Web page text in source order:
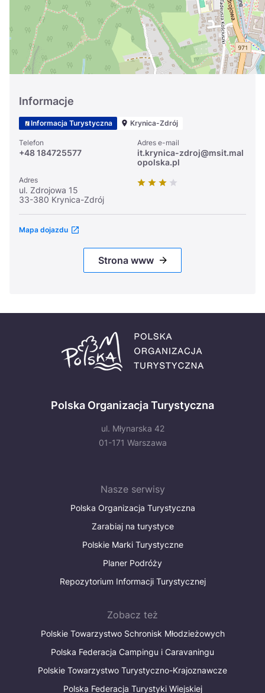
Informacje
Informacja Turystyczna Krynica-Zdrój
Telefon
+48 184725577
Adres e-mail
it.krynica-zdroj@msit.mal
opolska.pl
Adres
ul. Zdrojowa 15
33-380 Krynica-Zdrój
Mapa dojazdu
Strona www
Polska Organizacja Turystyczna
ul. Młynarska 42
01-171 Warszawa
Nasze serwisy
Polska Organizacja Turystyczna
Zarabiaj na turystyce
Polskie Marki Turystyczne
Planer Podróży
Repozytorium Informacji Turystycznej
Zobacz też
Polskie Towarzystwo Schronisk Młodzieżowych
Polska Federacja Campingu i Caravaningu
Polskie Towarzystwo Turystyczno-Krajoznawcze
Polska Federacja Turystyki Wiejskiej